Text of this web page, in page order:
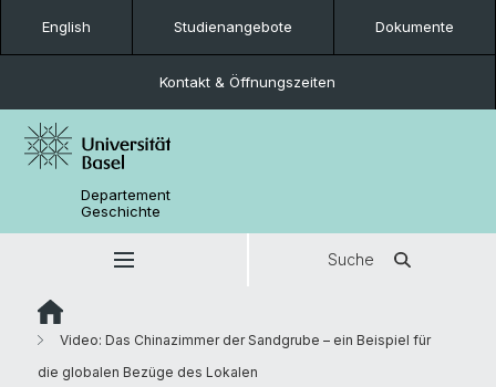
English Studienangebote Dokumente
Kontakt & Öffnungszeiten
Departement
Geschichte
Suche
Video: Das Chinazimmer der Sandgrube – ein Beispiel für
die globalen Bezüge des Lokalen